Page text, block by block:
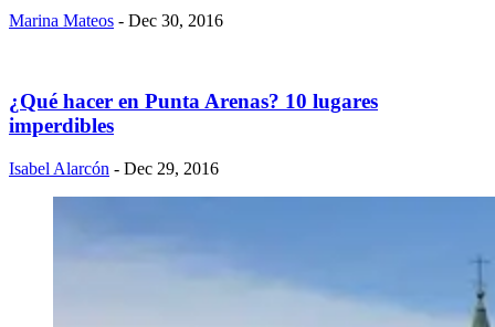
Marina Mateos - Dec 30, 2016
¿Qué hacer en Punta Arenas? 10 lugares
imperdibles
Isabel Alarcón - Dec 29, 2016